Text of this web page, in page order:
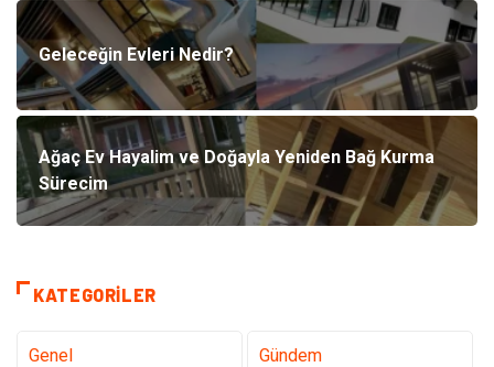
Geleceğin Evleri Nedir?
Ağaç Ev Hayalim ve Doğayla Yeniden Bağ Kurma
Sürecim
KATEGORILER
Genel Gündem